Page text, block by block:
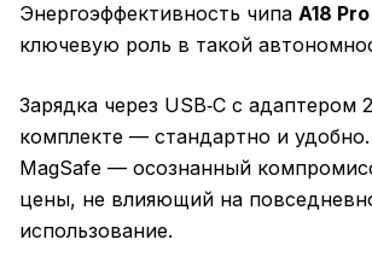
Энергоэффективность чипа A18 Pro
ключевую роль в такой
Зарядка через USB‑C с адаптером
комплекте — стандартно и
MagSafe — осознанный
цены, не влияющий на
использование.